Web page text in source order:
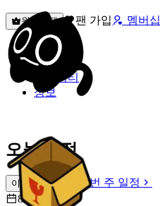
원픽선택 팬 가입 멤버십
밐타운
피드
커뮤니티
정보
오늘 일정
이번 주 일정
이번 주 일정
8월 9일 [일]